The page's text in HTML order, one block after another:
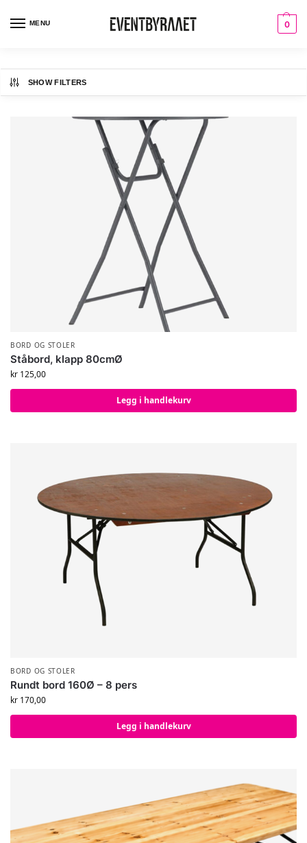
MENU 0
SHOW FILTERS
BORD OG STOLER
Ståbord, klapp 80cmØ
kr 125,00
Legg i handlekurv
BORD OG STOLER
Rundt bord 160Ø – 8 pers
kr 170,00
Legg i handlekurv